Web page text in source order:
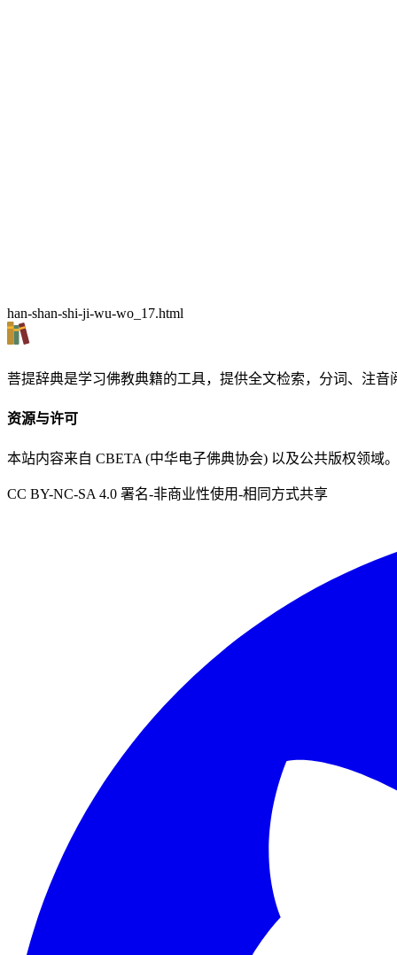
han-shan-shi-ji-wu-wo_17.html
菩提辞典是学习佛教典籍的工具，提供全文检索，分词、注音
资源与许可
本站内容来自 CBETA (中华电子佛典协会) 以及公共版权领域
CC BY-NC-SA 4.0 署名-非商业性使用-相同方式共享